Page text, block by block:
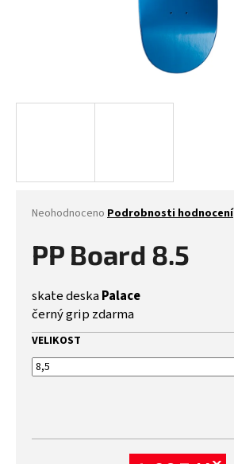
Průměrné
produktu
je
5
hvězdiček.
Neohodnoceno Podrobnosti hodnocení
PP Board 8.5
skate deskaPalace
černý grip zdarma
VELIKOST